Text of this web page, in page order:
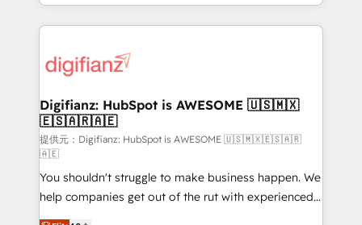
more people - Get the most out of your HubSpot
investment
growth. We modernise platforms, streamline
operations that are causing inefficiencies, improve
supercharge revenue operations Key services: • CRM
Transformation / Web Development • RevOps &
Sales Consulting • Marketing Automation What
makes us different? 🚀 Top 0.5% of global HubSpot
agencies ⚙️ The strongest technical ability and
integration capabilities 💼 Consultative, long-term
partners who will embed ourselves into your
business, processes and systems 🏢 We specialise in
Digifianz: HubSpot is AWESOME 🇺🇸🇲🇽
🇪🇸🇦🇷🇦🇪
提供元：Digifianz: HubSpot is AWESOME 🇺🇸🇲🇽🇪🇸🇦🇷
🇦🇪
You shouldn't struggle to make business happen. We
help companies get out of the rut with experienced,
process-oriented teams implementing HubSpot